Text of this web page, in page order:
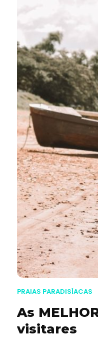
PRAIAS PARADISÍACAS
As
visitares